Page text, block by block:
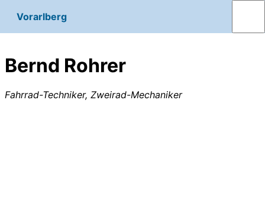
Vorarlberg
Bernd Rohrer
Fahrrad-Techniker, Zweirad-Mechaniker